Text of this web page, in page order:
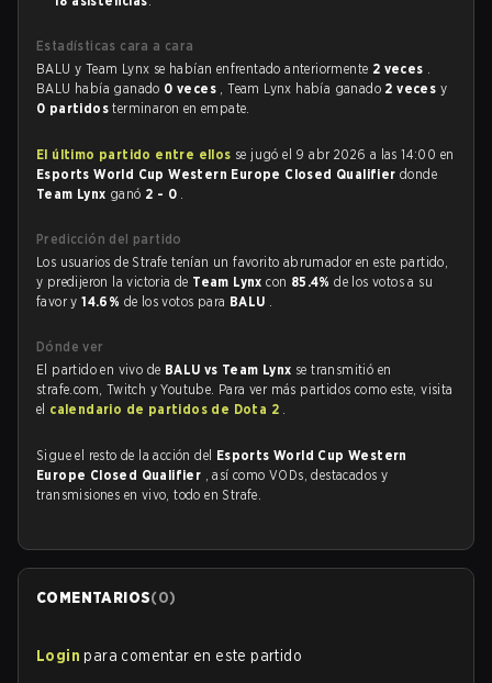
Estadísticas cara a cara
BALU y Team Lynx se habían enfrentado anteriormente 2 veces .
BALU había ganado 0 veces , Team Lynx había ganado 2 veces y
0 partidosterminaron en empate.
El último partido entre ellos se jugó el 9 abr 2026 a las 14:00 en
Esports World Cup Western Europe Closed Qualifier donde
Team Lynx ganó 2 - 0 .
Predicción del partido
Los usuarios de Strafe tenían un favorito abrumador en este partido,
y predijeron la victoria de Team Lynxcon 85.4%de los votos a su
favor y14.6% de los votos para BALU .
Dónde ver
El partido en vivo de BALU vs Team Lynx se transmitió en
strafe.com, Twitch y Youtube. Para ver más partidos como este, visita
el calendario de partidos de Dota 2 .
Sigue el resto de la acción del Esports World Cup Western
Europe Closed Qualifier , así como VODs, destacados y
transmisiones en vivo, todo en Strafe.
COMENTARIOS(0)
Login para comentar en este partido